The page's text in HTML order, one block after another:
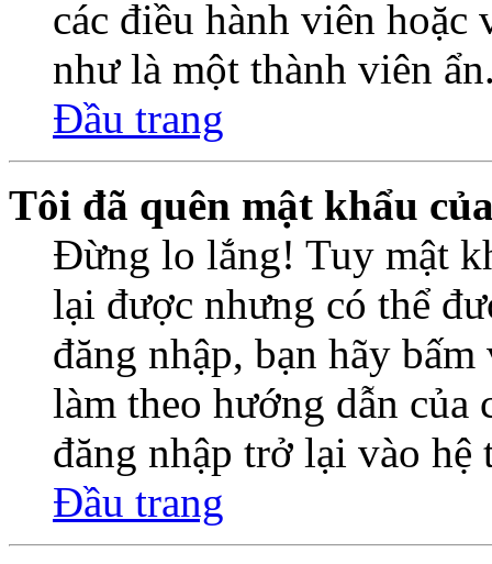
các điều hành viên
như là một thành viên
Đầu trang
Tôi đã quên mật khẩu
Đừng lo lắng! Tuy mật
lại được nhưng có thể
đăng nhập, bạn hãy
làm theo hướng dẫn của
đăng nhập trở lại vào hệ
Đầu trang